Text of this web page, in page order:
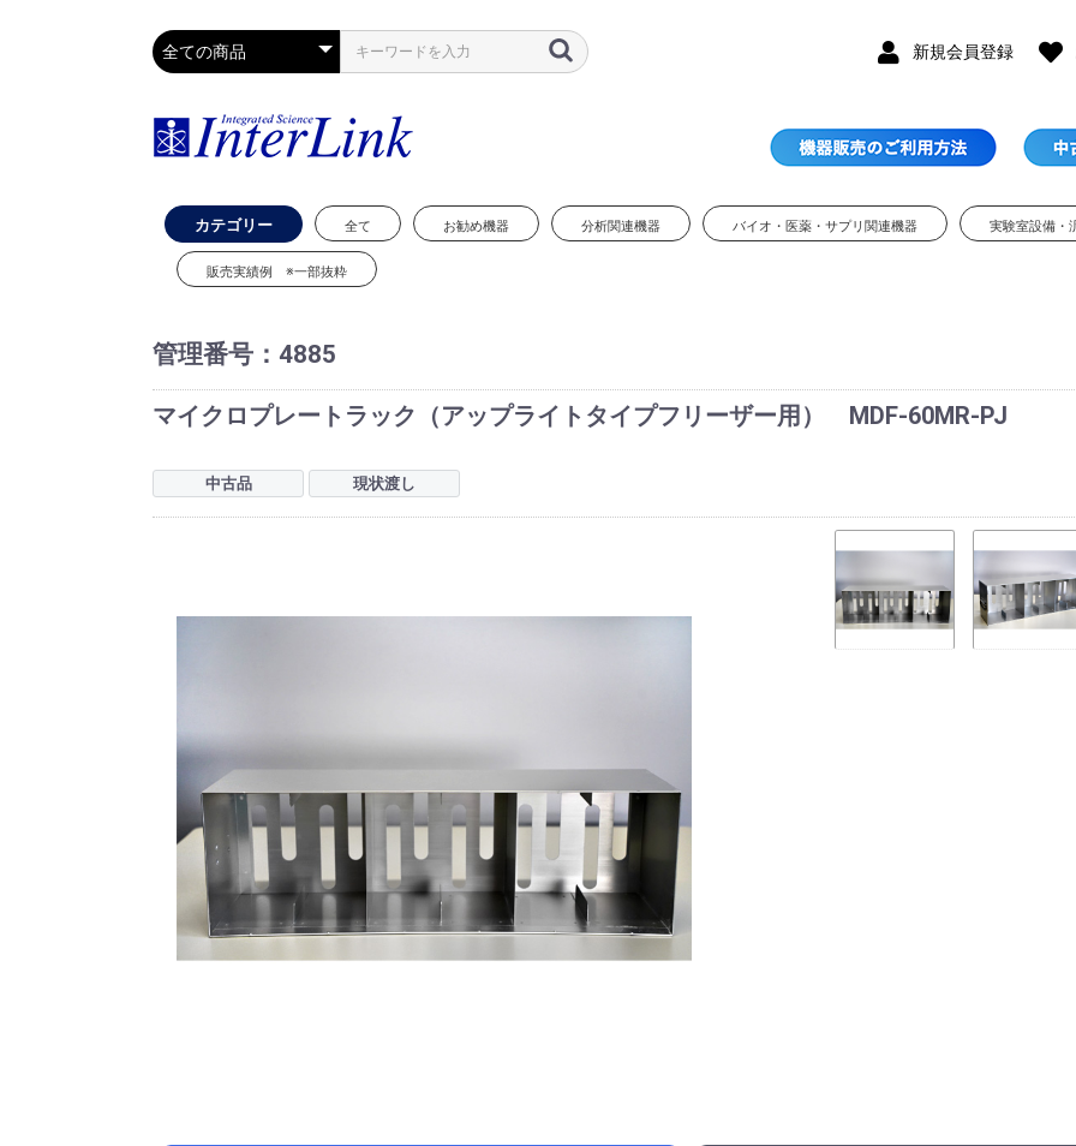
新規会員登録
カテゴリー 全て お勧め機器 分析関連機器 バイオ・医薬・サプリ関連機器 実験室設備・
販売実績例 ※一部抜粋
管理番号： 4885
マイクロプレートラック（アップライトタイプフリーザー用） MDF-60MR-PJ
中古品 現状渡し